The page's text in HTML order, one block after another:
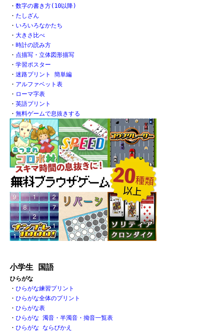
・ 数字の書き方(10以降)
・ たしざん
・ いろいろなかたち
・ 大きさ比べ
・ 時計の読み方
・ 点描写・立体図形描写
・ 学習ポスター
・ 迷路プリント 簡単編
・ アルファベット表
・ ローマ字表
・ 英語プリント
・ 無料ゲームで息抜きする
小学生 国語
ひらがな
・ ひらがな練習プリント
・ ひらがな全体のプリント
・ ひらがな表
・ ひらがな 濁音・半濁音・拗音一覧表
・ ひらがな ならびかえ